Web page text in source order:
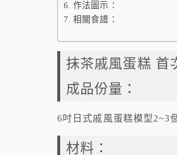
作法圖示：
相關食譜：
抹茶戚風蛋糕 首
成品份量：
6吋日式戚風蛋糕模型2~3
材料：